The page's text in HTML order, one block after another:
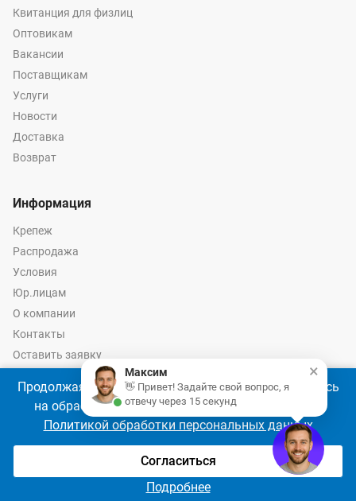
Избранное
Квитанция для физлиц
Оптовикам
Вакансии
Поставщикам
Услуги
Новости
Доставка
Возврат
Информация
Крепеж
Распродажа
Условия
Юр.лицам
О компании
Контакты
Оставить заявку
Калькулятор крепежа
© 2026 год Оптово-розничные продажи крепежа и инструмента -
Ремкреп.ру
Продолжая использовать наш сайт, Вы соглашаетесь
на обработку файлов cookie 🍪 в соответствии с
Политикой обработки персональных данных
Согласиться
Подробнее
×
Максим
👋 Привет! Задайте свой вопрос, я
отвечу через 15 секунд